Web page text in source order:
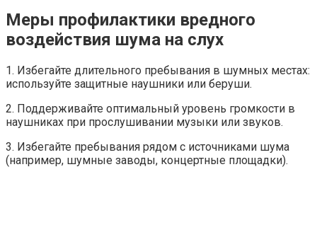
Меры профилактики вредного
воздействия шума на слух
1. Избегайте длительного пребывания в шумных местах:
используйте защитные наушники или беруши.
2. Поддерживайте оптимальный уровень громкости в
наушниках при прослушивании музыки или звуков.
3. Избегайте пребывания рядом с источниками шума
(например, шумные заводы, концертные площадки).